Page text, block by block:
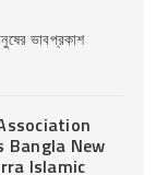
ভাবপ্রকাশ
Bangla New
Islamic